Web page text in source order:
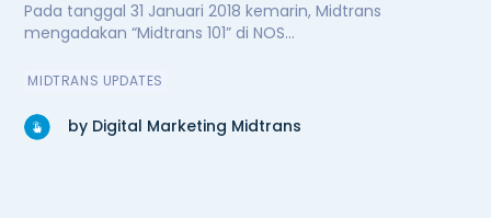
Pada tanggal 31 Januari 2018 kemarin, Midtrans
mengadakan “Midtrans 101” di NOS...
MIDTRANS UPDATES
by Digital Marketing Midtrans